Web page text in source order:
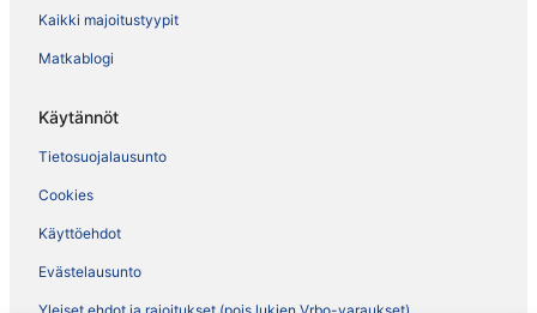
Kaikki majoitustyypit
Matkablogi
Käytännöt
Tietosuojalausunto
Cookies
Käyttöehdot
Evästelausunto